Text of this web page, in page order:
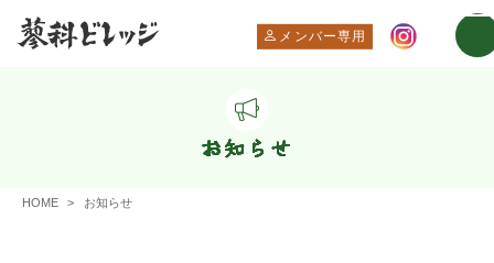
メンバー専用
お知らせ
HOME お知らせ